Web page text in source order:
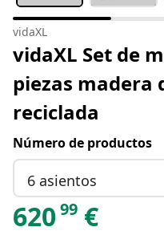
vidaXL
vidaXL Set de
piezas madera
reciclada
Número de productos
6 asientos
62099 €